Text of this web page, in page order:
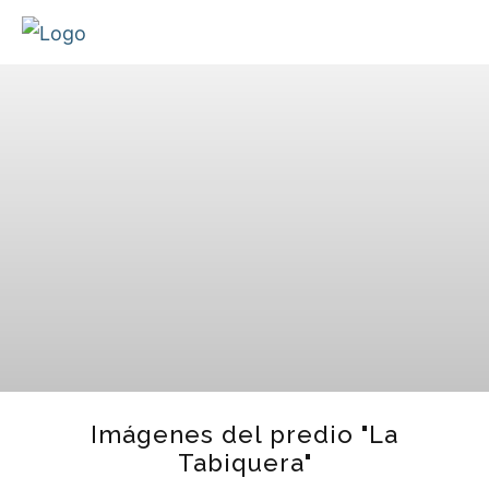
Imágenes del predio "La
Tabiquera"